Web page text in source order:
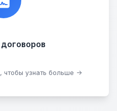
чтобы узнать больше →
продажи
образцы